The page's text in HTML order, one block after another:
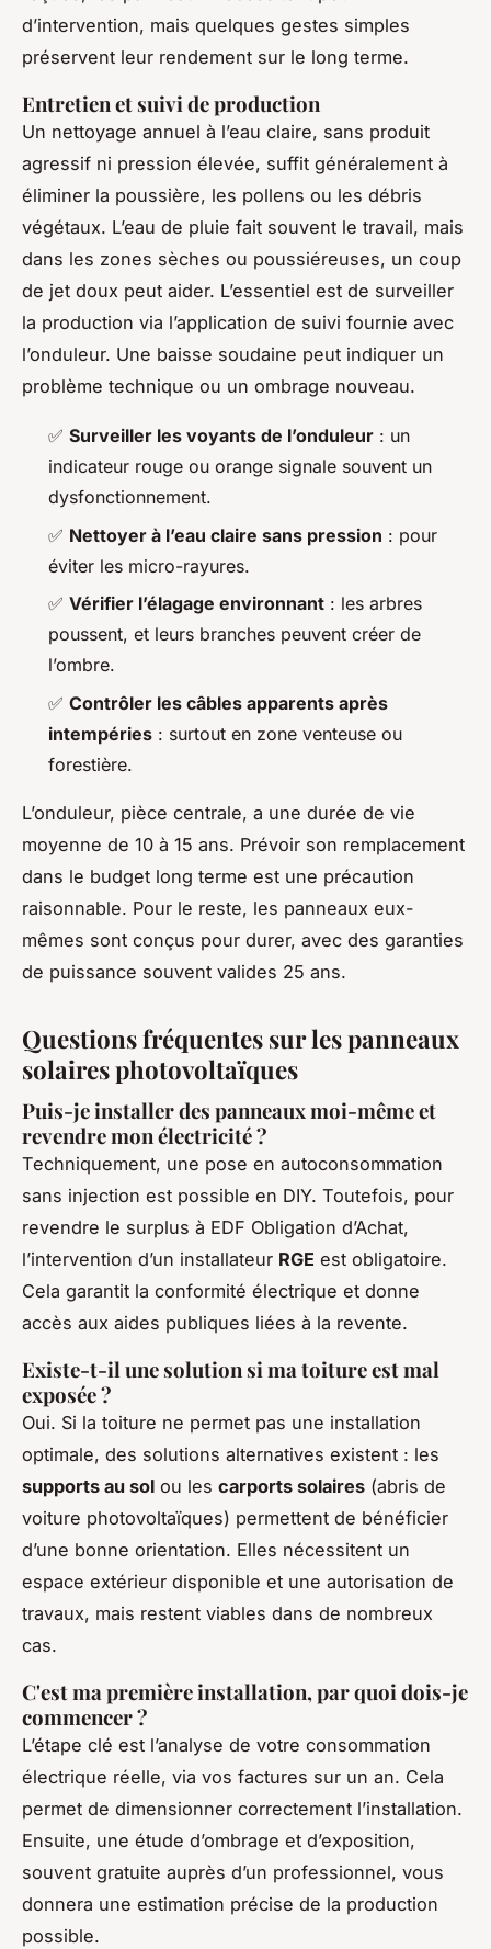
d’intervention, mais quelques gestes simples
préservent leur rendement sur le long terme.
Entretien et suivi de production
Un nettoyage annuel à l’eau claire, sans produit
agressif ni pression élevée, suffit généralement à
éliminer la poussière, les pollens ou les débris
végétaux. L’eau de pluie fait souvent le travail, mais
dans les zones sèches ou poussiéreuses, un coup
de jet doux peut aider. L’essentiel est de surveiller
la production via l’application de suivi fournie avec
l’onduleur. Une baisse soudaine peut indiquer un
problème technique ou un ombrage nouveau.
✅ Surveiller les voyants de l’onduleur : un
indicateur rouge ou orange signale souvent un
dysfonctionnement.
✅ Nettoyer à l’eau claire sans pression : pour
éviter les micro-rayures.
✅ Vérifier l’élagage environnant : les arbres
poussent, et leurs branches peuvent créer de
l’ombre.
✅ Contrôler les câbles apparents après
intempéries : surtout en zone venteuse ou
forestière.
L’onduleur, pièce centrale, a une durée de vie
moyenne de 10 à 15 ans. Prévoir son remplacement
dans le budget long terme est une précaution
raisonnable. Pour le reste, les panneaux eux-
mêmes sont conçus pour durer, avec des garanties
de puissance souvent valides 25 ans.
Questions fréquentes sur les panneaux
solaires photovoltaïques
Puis-je installer des panneaux moi-même et
revendre mon électricité ?
Techniquement, une pose en autoconsommation
sans injection est possible en DIY. Toutefois, pour
revendre le surplus à EDF Obligation d’Achat,
l’intervention d’un installateur RGE est obligatoire.
Cela garantit la conformité électrique et donne
accès aux aides publiques liées à la revente.
Existe-t-il une solution si ma toiture est mal
exposée ?
Oui. Si la toiture ne permet pas une installation
optimale, des solutions alternatives existent : les
supports au sol ou les carports solaires (abris de
voiture photovoltaïques) permettent de bénéficier
d’une bonne orientation. Elles nécessitent un
espace extérieur disponible et une autorisation de
travaux, mais restent viables dans de nombreux
cas.
C'est ma première installation, par quoi dois-je
commencer ?
L’étape clé est l’analyse de votre consommation
électrique réelle, via vos factures sur un an. Cela
permet de dimensionner correctement l’installation.
Ensuite, une étude d’ombrage et d’exposition,
souvent gratuite auprès d’un professionnel, vous
donnera une estimation précise de la production
possible.